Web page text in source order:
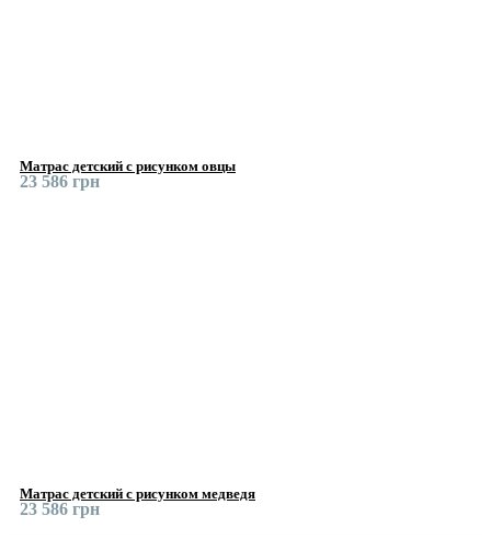
Матрас детский с рисунком овцы
23 586 грн
Матрас детский с рисунком медведя
23 586 грн